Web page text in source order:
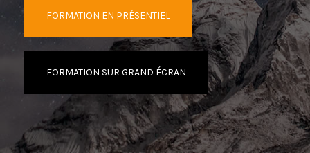
FORMATION EN PRÉSENTIEL
FORMATION SUR GRAND ÉCRAN